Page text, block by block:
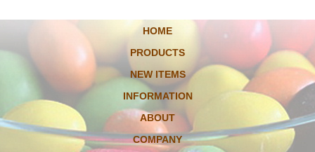
HOME
PRODUCTS
NEW ITEMS
INFORMATION
ABOUT
COMPANY